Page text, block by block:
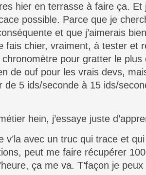
hier en terrasse à faire ça. Et
possible. Parce que je
et que j’aimerais
fais chier, vraiment, à tester et
pour gratter le plus
de ouf pour les vrais devs,
de 5 ids/seconde à 15 ids/
hein, j’essaye juste
v’la avec un truc qui trace et
peut me faire récupérer
ça me va. T’façon je